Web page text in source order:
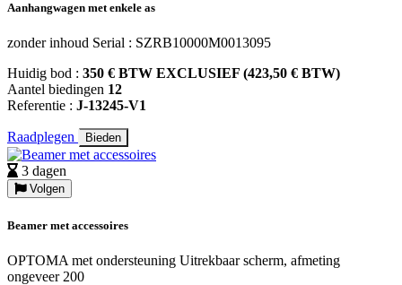
Aanhangwagen met enkele as
zonder inhoud Serial : SZRB10000M0013095
Huidig bod : 350 € BTW EXCLUSIEF (423,50 € BTW)
Aantel biedingen 12
Referentie : J-13245-V1
Raadplegen Bieden
3 dagen
Volgen
Beamer met accessoires
OPTOMA met ondersteuning Uitrekbaar scherm, afmeting
ongeveer 200